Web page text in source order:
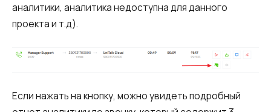
аналитики, аналитика недоступна для данного
проекта и т.д).
Если нажать на кнопку, можно увидеть подробный